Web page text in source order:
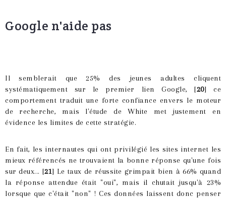
Google n'aide pas
Il semblerait que 25% des jeunes adultes cliquent
systématiquement sur le premier lien Google, [20] ce
comportement traduit une forte confiance envers le moteur
de recherche, mais l'étude de White met justement en
évidence les limites de cette stratégie.
En fait, les internautes qui ont privilégié les sites internet les
mieux référencés ne trouvaient la bonne réponse qu'une fois
sur deux... [21] Le taux de réussite grimpait bien à 66% quand
la réponse attendue était "oui", mais il chutait jusqu'à 23%
lorsque que c'était "non" ! Ces données laissent donc penser